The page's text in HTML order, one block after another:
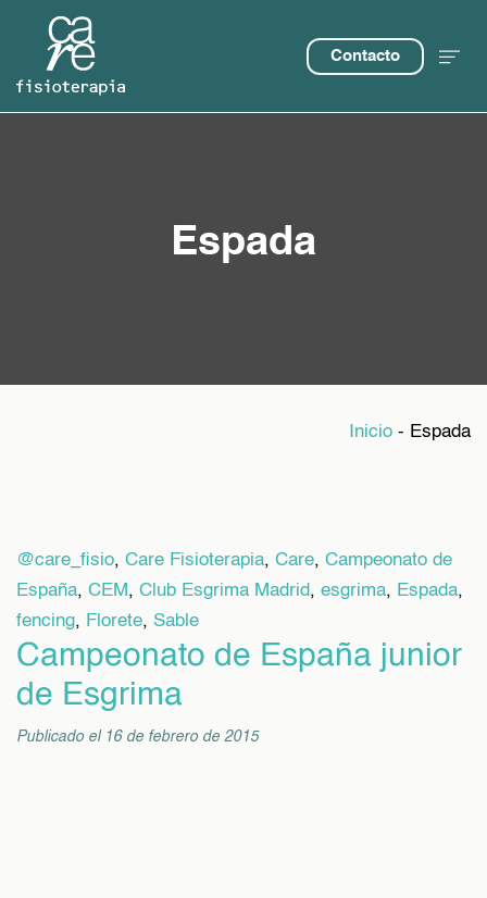
Contacto
Espada
Inicio - Espada
@care_fisio, Care Fisioterapia, Care, Campeonato de
España, CEM, Club Esgrima Madrid, esgrima, Espada,
fencing, Florete, Sable
Campeonato de España junior
de Esgrima
Publicado el 16 de febrero de 2015